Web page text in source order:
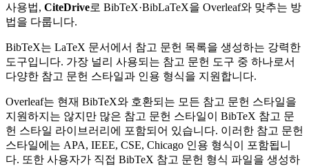
사용법, CiteDrive로 BibTeX·BibLaTeX을 Overleaf와 맞추는 방
법을 다룹니다.
BibTeX는 LaTeX 문서에서 참고 문헌 목록을 생성하는 강력한
도구입니다. 가장 널리 사용되는 참고 문헌 도구 중 하나로서
다양한 참고 문헌 스타일과 인용 형식을 지원합니다.
Overleaf는 현재 BibTeX와 호환되는 모든 참고 문헌 스타일을
지원하지는 않지만 많은 참고 문헌 스타일이 BibTeX 참고 문
헌 스타일 라이브러리에 포함되어 있습니다. 이러한 참고 문헌
스타일에는 APA, IEEE, CSE, Chicago 인용 형식이 포함됩니
다. 또한 사용자가 직접 BibTeX 참고 문헌 형식 파일을 생성하